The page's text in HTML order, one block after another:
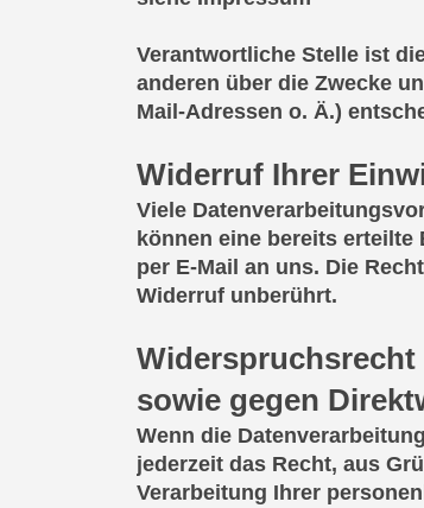
Verantwortliche Stelle ist
anderen über die Zwecke
Mail-Adressen o. Ä.)
Widerruf Ihrer
Viele
können eine bereits
per E-Mail an uns. Die
Widerruf unberührt.
Widerspruchsrecht
sowie gegen
Wenn die
jederzeit das Recht, aus
Verarbeitung Ihrer